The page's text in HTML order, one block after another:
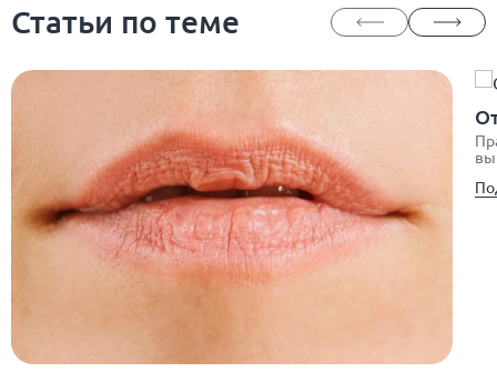
Статьи по теме